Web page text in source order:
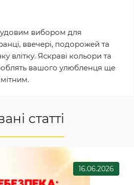
вибором для
ввечері, подорожей та
влітку. Яскраві кольори та
вашого улюбленця ще
статті
16.06.2026